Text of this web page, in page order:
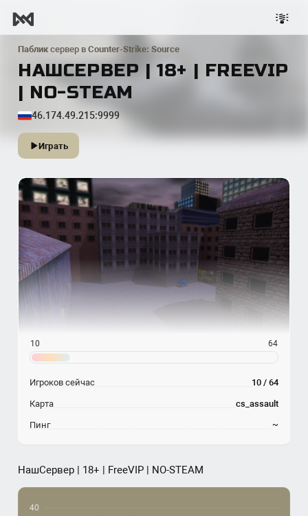
Паблик сервер в Counter-Strike: Source
НАШСЕРВЕР | 18+ | FREEVIP
| NO-STEAM
46.174.49.215:9999
Играть
НашСервер | 18+ | FreeVIP | NO-STEAM
10 64
Игроков сейчас 10 / 64
Карта cs_assault
Пинг ~